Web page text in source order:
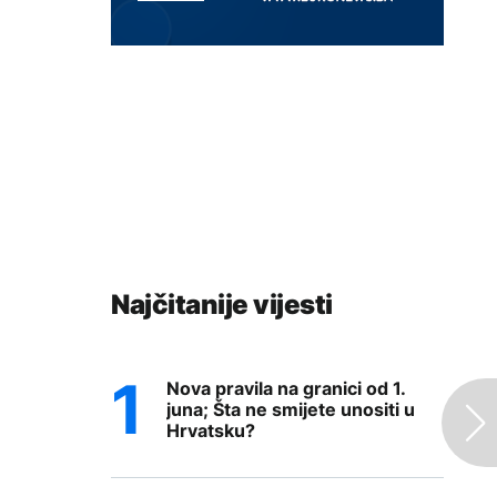
Najčitanije vijesti
Nova pravila na granici od 1.
juna; Šta ne smijete unositi u
Hrvatsku?